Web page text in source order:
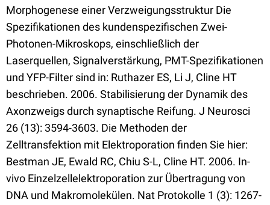
Morphogenese einer Verzweigungsstruktur Die
Spezifikationen des kundenspezifischen Zwei-
Photonen-Mikroskops, einschließlich der
Laserquellen, Signalverstärkung, PMT-Spezifikationen
und YFP-Filter sind in: Ruthazer ES, Li J, Cline HT
beschrieben. 2006. Stabilisierung der Dynamik des
Axonzweigs durch synaptische Reifung. J Neurosci
26 (13): 3594-3603. Die Methoden der
Zelltransfektion mit Elektroporation finden Sie hier:
Bestman JE, Ewald RC, Chiu S-L, Cline HT. 2006. In-
vivo Einzelzellelektroporation zur Übertragung von
DNA und Makromolekülen. Nat Protokolle 1 (3): 1267-